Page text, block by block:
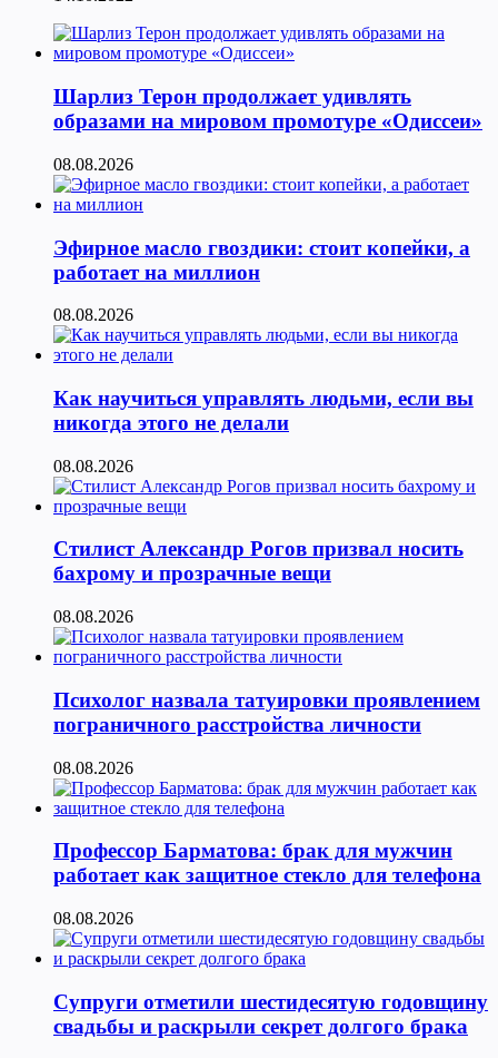
Шарлиз Терон продолжает удивлять
образами на мировом промотуре «Одиссеи»
08.08.2026
Эфирное масло гвоздики: стоит копейки, а
работает на миллион
08.08.2026
Как научиться управлять людьми, если вы
никогда этого не делали
08.08.2026
Стилист Александр Рогов призвал носить
бахрому и прозрачные вещи
08.08.2026
Психолог назвала татуировки проявлением
пограничного расстройства личности
08.08.2026
Профессор Барматова: брак для мужчин
работает как защитное стекло для телефона
08.08.2026
Супруги отметили шестидесятую годовщину
свадьбы и раскрыли секрет долгого брака